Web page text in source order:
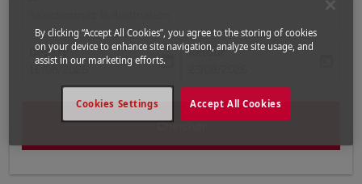
Départ
fc-booking-departure-date-aria-label
today
Retour
Chercher
By clicking “Accept All Cookies”, you agree to the storing of cookies
on your device to enhance site navigation, analyze site usage, and
assist in our marketing efforts.
Accept All Cookies
Cookies Settings